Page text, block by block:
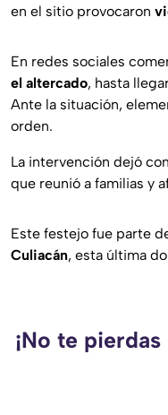
en el sitio provocaron
En redes sociales
el altercado, hasta
Ante la situación,
orden.
La intervención dejó
que reunió a familias y
Este festejo fue parte
Culiacán, esta última
¡No te